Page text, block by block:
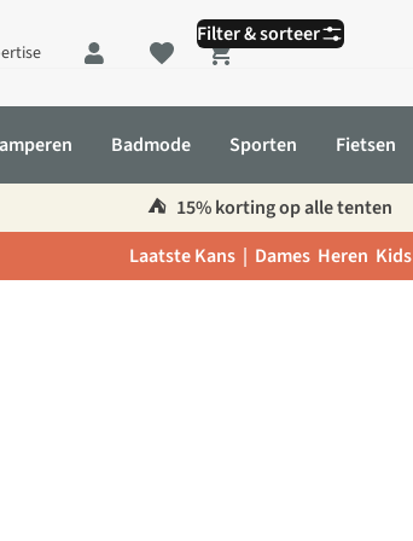
Shopping cart
Badmode Sporten Fietsen
⛺️ 15% korting op alle tenten
Laatste Kans | Dames Heren Kids
Filter & sorteer